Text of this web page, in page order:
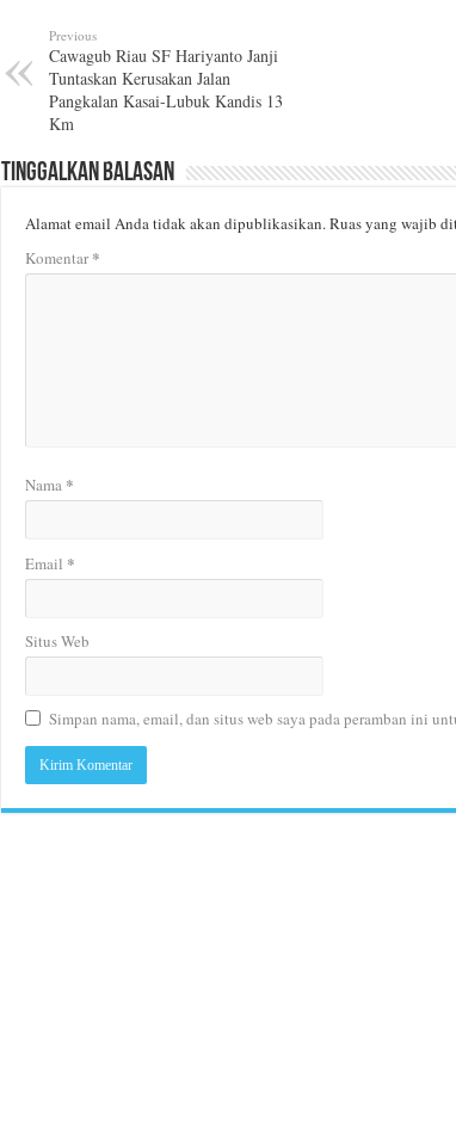
Previous
Cawagub Riau SF Hariyanto Janji
Tuntaskan Kerusakan Jalan
Pangkalan Kasai-Lubuk Kandis 13
Km
Tinggalkan Balasan
Alamat email Anda tidak akan dipublikasikan.Ruas yang wajib
Komentar*
Nama *
Email *
Situs Web
Simpan nama, email, dan situs web saya pada peramban ini